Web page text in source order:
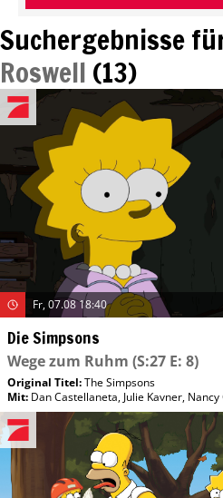
Suchergebnisse
Roswell (13)
Fr, 07.08 18:40
Die Simpsons
Wege zum Ruhm (S:27 E: 8)
Original Titel:The Simpsons
Mit: Dan Castellaneta, Julie Kavner,